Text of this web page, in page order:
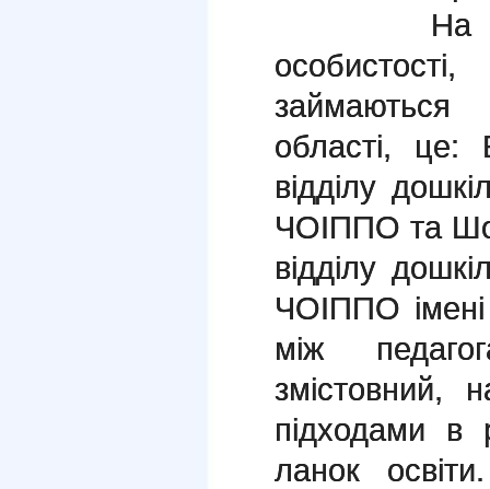
На
області, це:
відділу
ЧОІППО та
відділу
ЧОІППО
між
змістовний,
підходами в
ланок